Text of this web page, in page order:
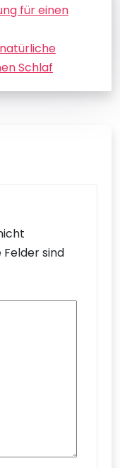
für einen
Schlaf
sind